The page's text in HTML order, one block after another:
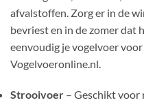
afvalstoffen. Zorg er in de
bevriest en in de zomer dat
eenvoudig je vogelvoer
Vogelvoeronline.nl.
Strooivoer – Geschikt voor